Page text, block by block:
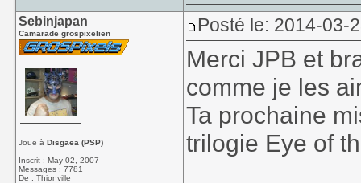
Sebinjapan
Camarade grospixelien
Joue àDisgaea (PSP)
Inscrit : May 02, 2007
Messages : 7781
De : Thionville
Posté le: 2014-03-
Merci JPB et
comme je les
Ta prochaine
trilogie Eye of